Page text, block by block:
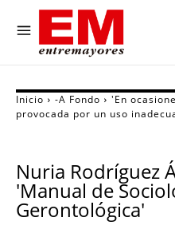
Inicio -A Fondo
'En
provocada por un uso
Nuria Rodríguez
'Manual de
Gerontológica'